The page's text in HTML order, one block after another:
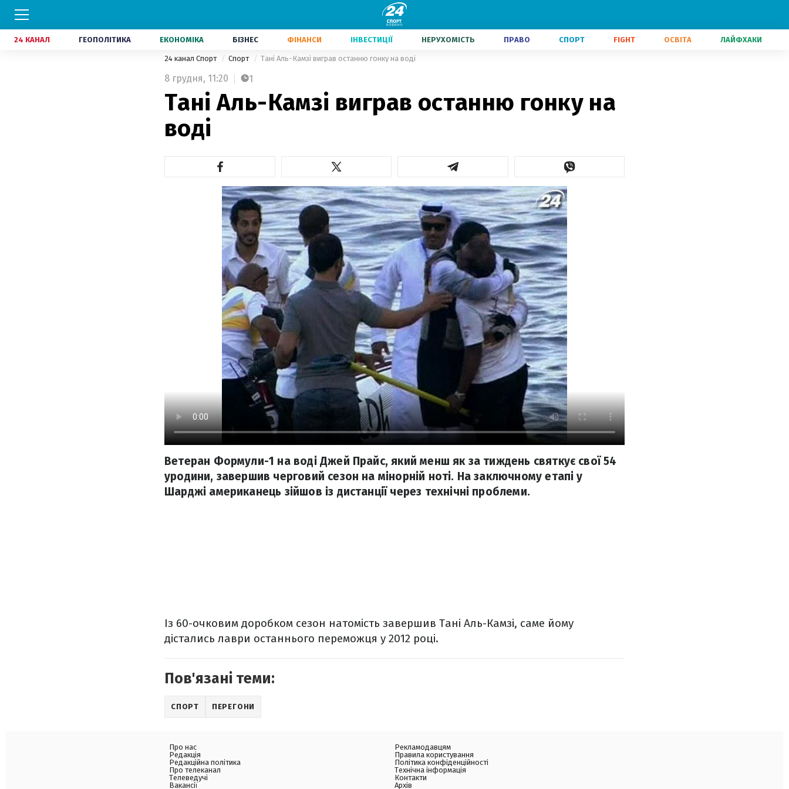
24 КАНАЛ ГЕОПОЛІТИКА ЕКОНОМІКА БІЗНЕС ФІНАНСИ ІНВЕСТИЦІЇ НЕРУХОМІСТЬ ПРАВО СПОРТ FIGHT ОСВІТА ЛАЙФХАКИ
24 канал Спорт Спорт Тані Аль-Камзі виграв останню гонку на воді
8 грудня, 11:20 1
Тані Аль-Камзі виграв останню гонку на
воді
Ветеран Формули-1 на воді Джей Прайс, який менш як за тиждень святкує свої 54
уродини, завершив черговий сезон на мінорній ноті. На заключному етапі у
Шарджі американець зійшов із дистанції через технічні проблеми.
Із 60-очковим доробком сезон натомість завершив Тані Аль-Камзі, саме йому
дістались лаври останнього переможця у 2012 році.
Пов'язані теми:
СПОРТ ПЕРЕГОНИ
Про нас
Редакція
Редакційна політика
Про телеканал
Телеведучі
Вакансії
Рекламодавцям
Правила користування
Політика конфіденційності
Технічна інформація
Контакти
Архів